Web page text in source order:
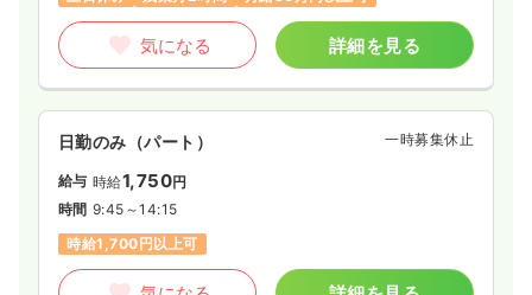
気になる 詳細を見る
日勤のみ（パート） 一時募集休止
給与 時給1,750円
時間 9:45～14:15
時給1,700円以上可